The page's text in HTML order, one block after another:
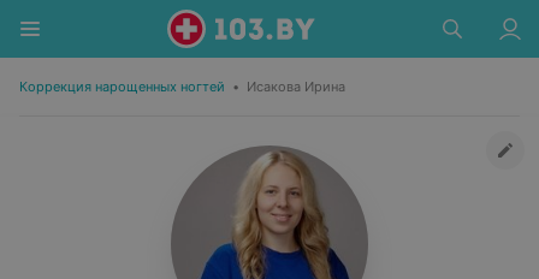
Коррекция нарощенных ногтей • Исакова Ирина